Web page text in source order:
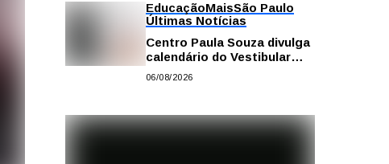
EducaçãoMaisSão Paulo
Últimas Notícias
Centro Paula Souza divulga
calendário do Vestibular
das Fatecs para o primeiro
06/08/2026